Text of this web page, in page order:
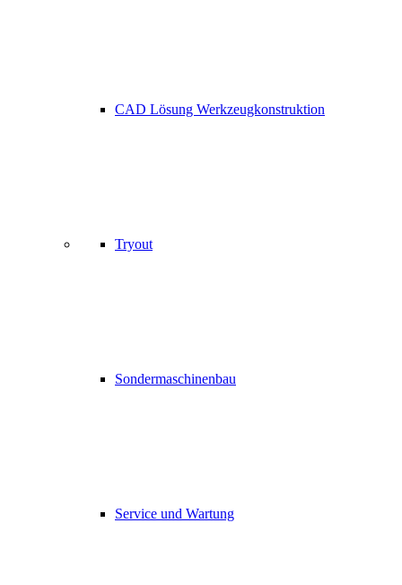
CAD Lösung Werkzeugkonstruktion
Tryout
Sondermaschinenbau
Service und Wartung